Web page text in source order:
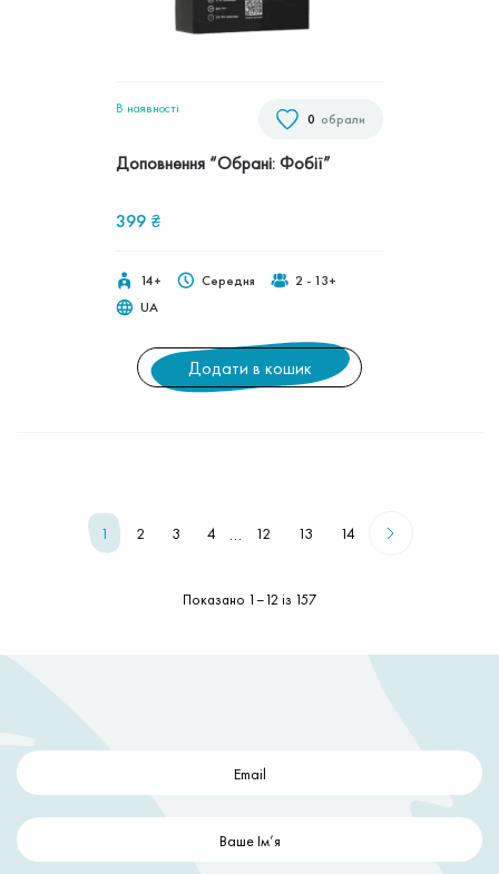
обрали
0
В наявностi
Доповнення “Обрані: Фобії”
399 ₴
14+ Середня
2 - 13+
UA
Додати в кошик
1 2 3 4 … 12 13 14
Показано 1–12 із 157